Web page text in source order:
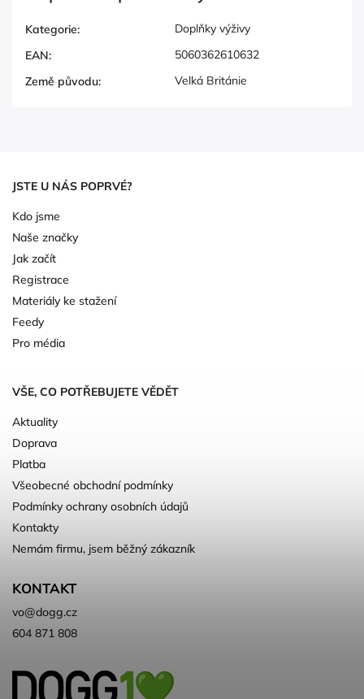
Kategorie:
Doplňky výživy
EAN:
5060362610632
Země původu: Velká Británie
JSTE U NÁS POPRVÉ?
Kdo jsme
Naše značky
Jak začít
Registrace
Materiály ke stažení
Feedy
Pro média
VŠE, CO POTŘEBUJETE VĚDĚT
Aktuality
Doprava
Platba
Všeobecné obchodní podmínky
Podmínky ochrany osobních údajů
Kontakty
Nemám firmu, jsem běžný zákazník
KONTAKT
vo@dogg.cz
604 871 808